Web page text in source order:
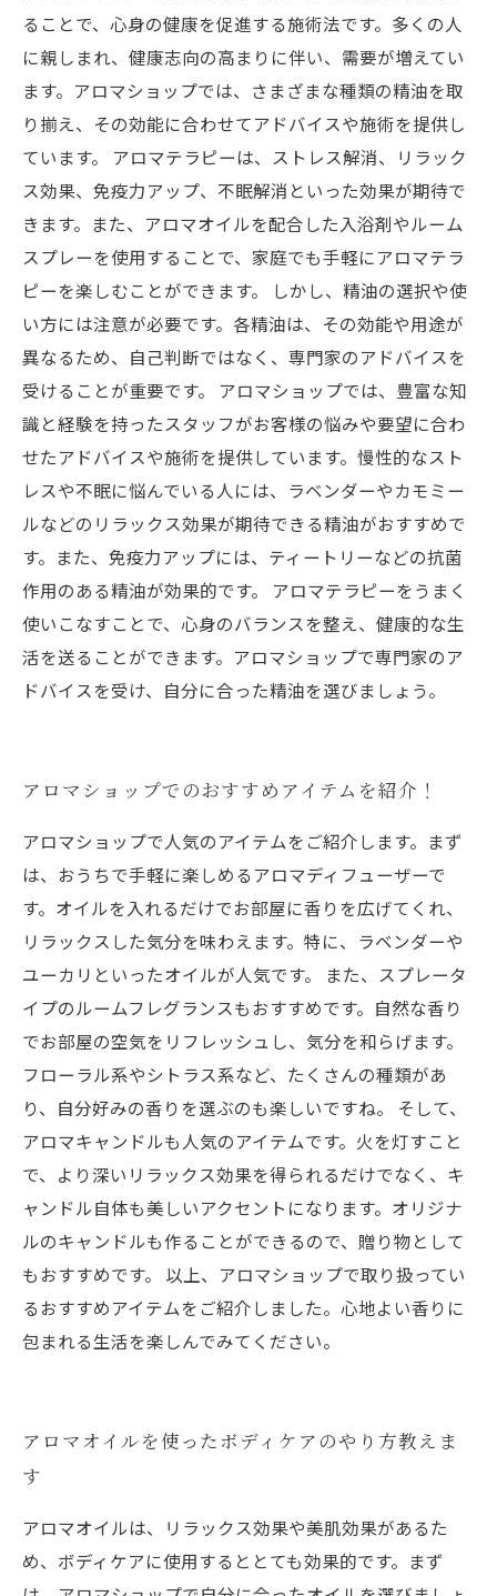
ることで、心身の健康を促進する施術法です。多くの人
に親しまれ、健康志向の高まりに伴い、需要が増えてい
ます。アロマショップでは、さまざまな種類の精油を取
り揃え、その効能に合わせてアドバイスや施術を提供し
ています。 アロマテラピーは、ストレス解消、リラック
ス効果、免疫力アップ、不眠解消といった効果が期待で
きます。また、アロマオイルを配合した入浴剤やルーム
スプレーを使用することで、家庭でも手軽にアロマテラ
ピーを楽しむことができます。 しかし、精油の選択や使
い方には注意が必要です。各精油は、その効能や用途が
異なるため、自己判断ではなく、専門家のアドバイスを
受けることが重要です。 アロマショップでは、豊富な知
識と経験を持ったスタッフがお客様の悩みや要望に合わ
せたアドバイスや施術を提供しています。慢性的なスト
レスや不眠に悩んでいる人には、ラベンダーやカモミー
ルなどのリラックス効果が期待できる精油がおすすめで
す。また、免疫力アップには、ティートリーなどの抗菌
作用のある精油が効果的です。 アロマテラピーをうまく
使いこなすことで、心身のバランスを整え、健康的な生
活を送ることができます。アロマショップで専門家のア
ドバイスを受け、自分に合った精油を選びましょう。
アロマショップでのおすすめアイテムを紹介！
アロマショップで人気のアイテムをご紹介します。まず
は、おうちで手軽に楽しめるアロマディフューザーで
す。オイルを入れるだけでお部屋に香りを広げてくれ、
リラックスした気分を味わえます。特に、ラベンダーや
ユーカリといったオイルが人気です。 また、スプレータ
イプのルームフレグランスもおすすめです。自然な香り
でお部屋の空気をリフレッシュし、気分を和らげます。
フローラル系やシトラス系など、たくさんの種類があ
り、自分好みの香りを選ぶのも楽しいですね。 そして、
アロマキャンドルも人気のアイテムです。火を灯すこと
で、より深いリラックス効果を得られるだけでなく、キ
ャンドル自体も美しいアクセントになります。オリジナ
ルのキャンドルも作ることができるので、贈り物として
もおすすめです。 以上、アロマショップで取り扱ってい
るおすすめアイテムをご紹介しました。心地よい香りに
包まれる生活を楽しんでみてください。
アロマオイルを使ったボディケアのやり方教えま
す
アロマオイルは、リラックス効果や美肌効果があるた
め、ボディケアに使用するととても効果的です。まず